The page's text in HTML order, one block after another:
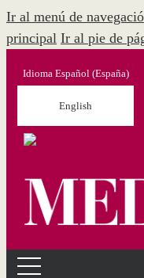
Ir al menú de
principal Ir al pie de
Idioma Español (España)
English